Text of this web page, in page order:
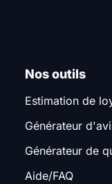
Nos outils
Estimation de
Générateur
Générateur de
Aide/FAQ